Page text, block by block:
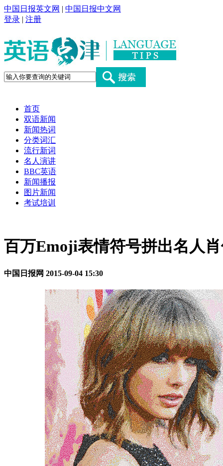
中国日报英文网 | 中国日报中文网
登录 | 注册
首页
双语新闻
新闻热词
分类词汇
流行新词
名人演讲
BBC英语
新闻播报
图片新闻
考试培训
百万Emoji表情符号拼出名人
中国日报网 2015-09-04 15:30